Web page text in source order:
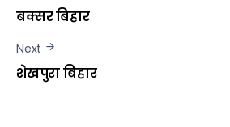
बक्सर बिहार
Next
शेखपुरा बिहार